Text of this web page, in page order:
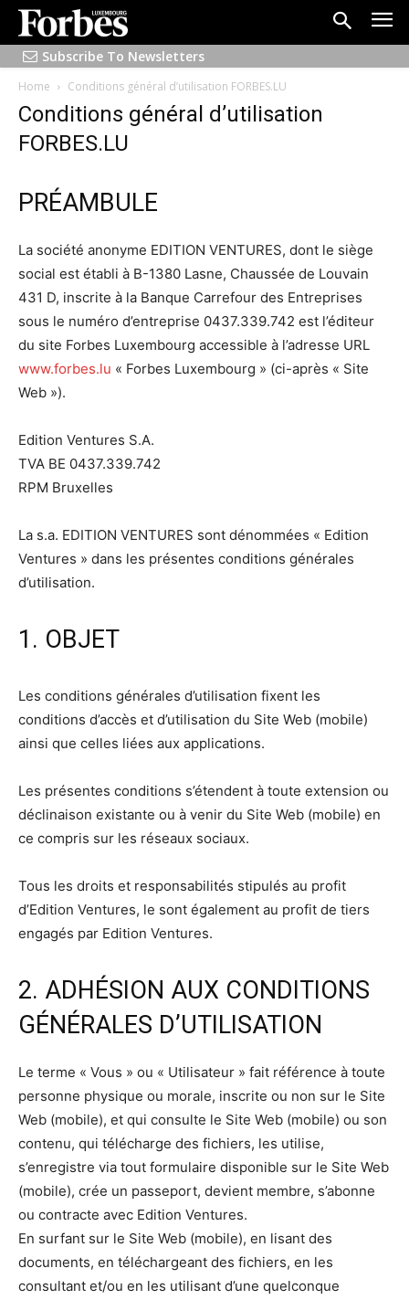
Subscribe To Newsletters
Home Conditions général d’utilisation FORBES.LU
Conditions général d’utilisation
FORBES.LU
PRÉAMBULE
La société anonyme EDITION VENTURES, dont le siège
social est établi à B-1380 Lasne, Chaussée de Louvain
431 D, inscrite à la Banque Carrefour des Entreprises
sous le numéro d’entreprise 0437.339.742 est l’éditeur
du site Forbes Luxembourg accessible à l’adresse URL
www.forbes.lu « Forbes Luxembourg » (ci-après « Site
Web »).
Edition Ventures S.A.
TVA BE 0437.339.742
RPM Bruxelles
La s.a. EDITION VENTURES sont dénommées « Edition
Ventures » dans les présentes conditions générales
d’utilisation.
1. OBJET
Les conditions générales d’utilisation fixent les
conditions d’accès et d’utilisation du Site Web (mobile)
ainsi que celles liées aux applications.
Les présentes conditions s’étendent à toute extension ou
déclinaison existante ou à venir du Site Web (mobile) en
ce compris sur les réseaux sociaux.
Tous les droits et responsabilités stipulés au profit
d’Edition Ventures, le sont également au profit de tiers
engagés par Edition Ventures.
2. ADHÉSION AUX CONDITIONS
GÉNÉRALES D’UTILISATION
Le terme « Vous » ou « Utilisateur » fait référence à toute
personne physique ou morale, inscrite ou non sur le Site
Web (mobile), et qui consulte le Site Web (mobile) ou son
contenu, qui télécharge des fichiers, les utilise,
s’enregistre via tout formulaire disponible sur le Site Web
(mobile), crée un passeport, devient membre, s’abonne
ou contracte avec Edition Ventures.
En surfant sur le Site Web (mobile), en lisant des
documents, en téléchargeant des fichiers, en les
consultant et/ou en les utilisant d’une quelconque